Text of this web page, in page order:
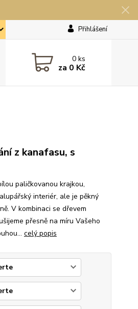
Přihlášení
0ks
za 0 Kč
z kanafasu, s
paličkovanou krajkou,
interiér, ale je pěkný
V kombinaci se dřevem
přesně na míru Vašeho
celý popis